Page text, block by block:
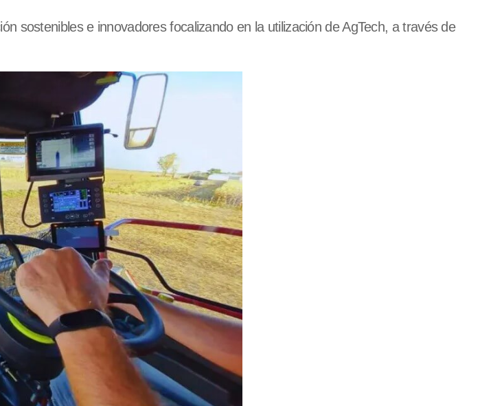
sostenibles e innovadores focalizando en la utilización de AgTech, a través de